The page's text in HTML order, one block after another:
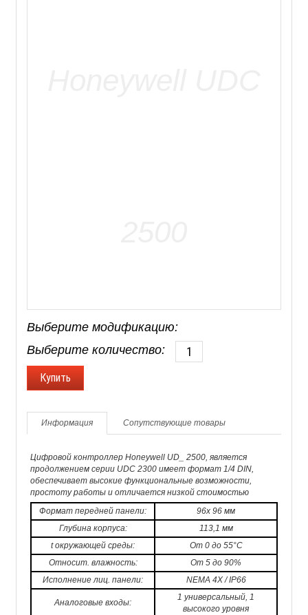
Выберите модификацию:
Выберите количество:
Информация Сопутствующие товары
Цифровой контроллер Honeywell UD_ 2500, является
продолжением серии UDC 2300 имеет формат 1/4 DIN,
обеспечивает высокие функциональные возможности,
простоту работы и отличается низкой стоимостью
Формат передней панели:
96x 96 мм
Глубина корпуса:
113,1 мм
t окружающей среды:
От 0 до 55°C
Относит. влажность:
От 5 до 90%
Исполнение лиц. панели:
NEMA 4Х / IP66
Аналоговые входы:
1 универсальный, 1
высокого уровня